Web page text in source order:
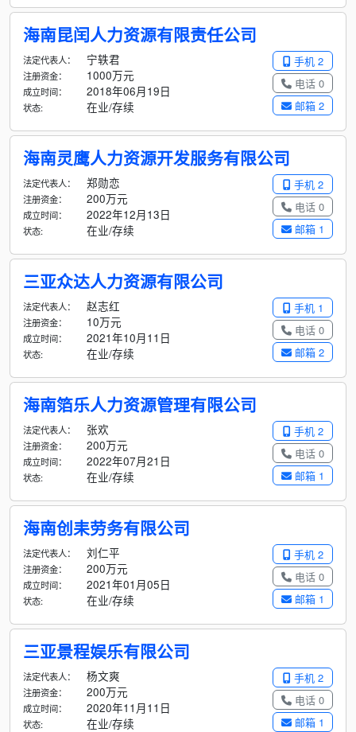
海南昆闰人力资源有限责任公司
手机 2
电话 0
邮箱 2
法定代表人： 宁轶君
注册资金： 1000万元
成立时间： 2018年06月19日
状态: 在业/存续
海南灵鹰人力资源开发服务有限公司
手机 2
电话 0
邮箱 1
法定代表人： 郑勋恋
注册资金： 200万元
成立时间： 2022年12月13日
状态: 在业/存续
三亚众达人力资源有限公司
手机 1
电话 0
邮箱 2
法定代表人： 赵志红
注册资金： 10万元
成立时间： 2021年10月11日
状态: 在业/存续
海南箔乐人力资源管理有限公司
手机 2
电话 0
邮箱 1
法定代表人： 张欢
注册资金： 200万元
成立时间： 2022年07月21日
状态: 在业/存续
海南创耒劳务有限公司
手机 2
电话 0
邮箱 1
法定代表人： 刘仁平
注册资金： 200万元
成立时间： 2021年01月05日
状态: 在业/存续
三亚景程娱乐有限公司
手机 2
电话 0
邮箱 1
法定代表人： 杨文爽
注册资金： 200万元
成立时间： 2020年11月11日
状态: 在业/存续